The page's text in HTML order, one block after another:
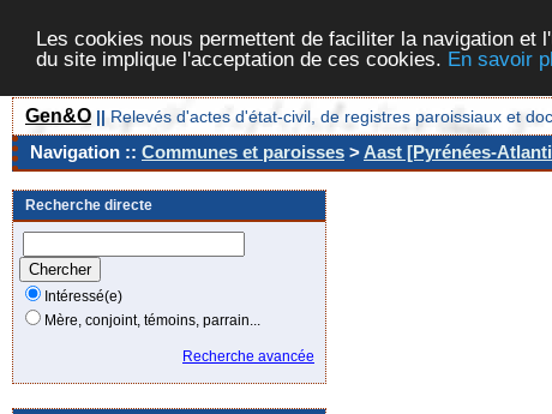
Les cookies nous permettent de faciliter la navigation et
du site implique l'acceptation de ces cookies. En savoir
Gen&O || Relevés d'actes d'état-civil, de registres paroissiaux et
Navigation :: Communes et paroisses >Aast [Pyrénées-
Recherche directe
Intéressé(e)
Mère, conjoint, témoins, parrain...
Recherche avancée